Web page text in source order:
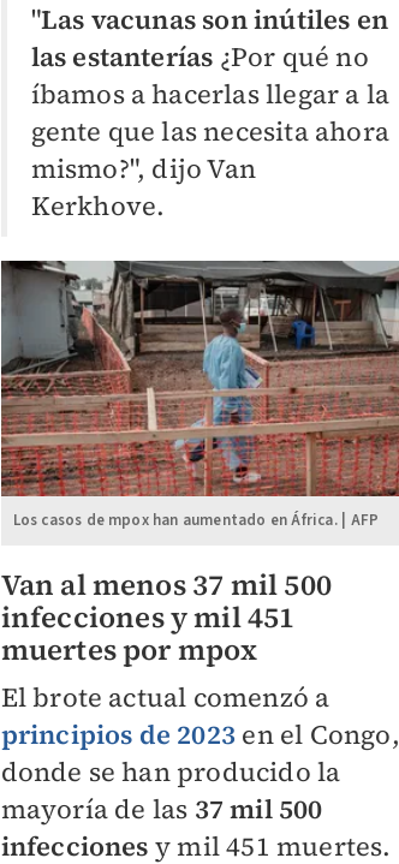
"Las vacunas son inútiles en
las estanterías ¿Por qué no
íbamos a hacerlas llegar a la
gente que las necesita ahora
mismo?", dijo Van
Kerkhove.
Los casos de mpox han aumentado en África. | AFP
Van al menos 37 mil 500
infecciones y mil 451
muertes por mpox
El brote actual comenzó a
principios de 2023 en el Congo,
donde se han producido la
mayoría de las 37 mil 500
infecciones y mil 451 muertes.